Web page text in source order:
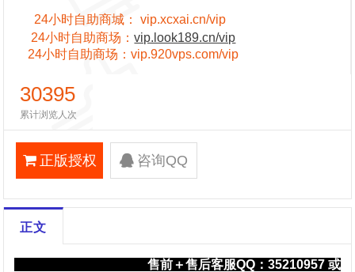
24小时自助商城：vip.xcxai.cn/vip
24小时自助商场：vip.look189.cn/vip
24小时自助商场：vip.920vps.com/vip
30395
累计浏览人次
正版授权 咨询QQ
正文
售前＋售后客服QQ：35210957 或